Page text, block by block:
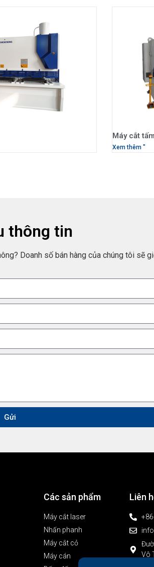
Máy cắt
Xem thêm "
thông tin
Doanh số bán hàng của chúng tôi sẽ
Gửi
Các sản phẩm
Máy cắt laser
Nhấn phanh
Máy cắt cỏ
Máy cán
Liên
Vô